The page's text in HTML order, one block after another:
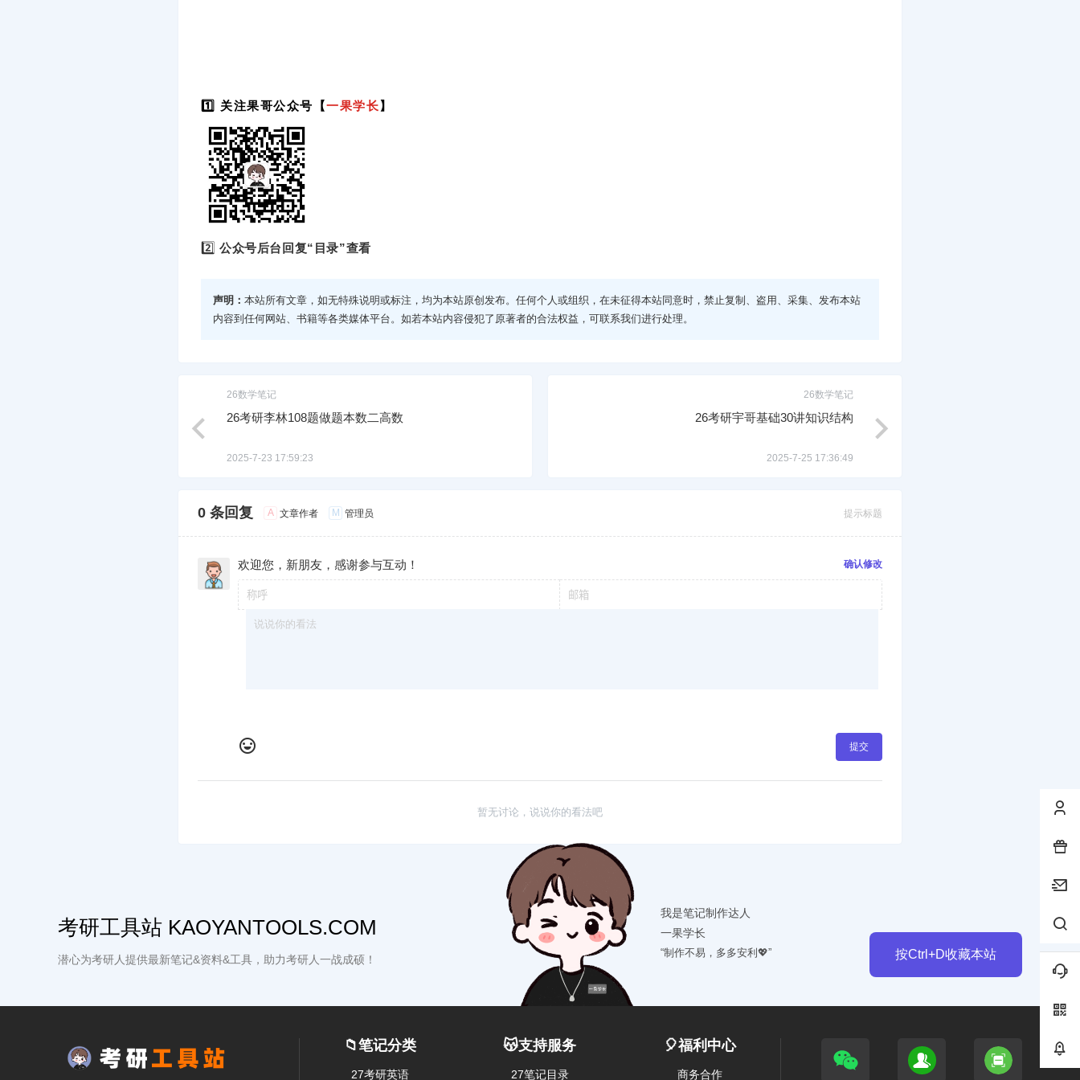
1️⃣ 关注果哥公众号【一果学长】
2️⃣公众号后台回复“目录”查看
声明： 本站所有文章，如无特殊说明或标注，均为本站原创发布。任何个人或组织，在未征得本站同意时，禁止复制、盗用、采集、发布本站
内容到任何网站、书籍等各类媒体平台。如若本站内容侵犯了原著者的合法权益，可联系我们进行处理。
26数学笔记
26考研李林108题做题本数二高数
2025-7-23 17:59:23
26数学笔记
26考研宇哥基础30讲知识结构
2025-7-25 17:36:49
0 条回复 A 文章作者 M 管理员 提示标题
欢迎您，新朋友，感谢参与互动！ 确认修改
提交
暂无讨论，说说你的看法吧
考研工具站 KAOYANTOOLS.COM
潜心为考研人提供最新笔记&资料&工具，助力考研人一战成硕！ 按Ctrl+D收藏本站
我是笔记制作达人
一果学长
“制作不易，多多安利💖”
📁笔记分类
27考研英语
😽支持服务
27笔记目录
🎈福利中心
商务合作